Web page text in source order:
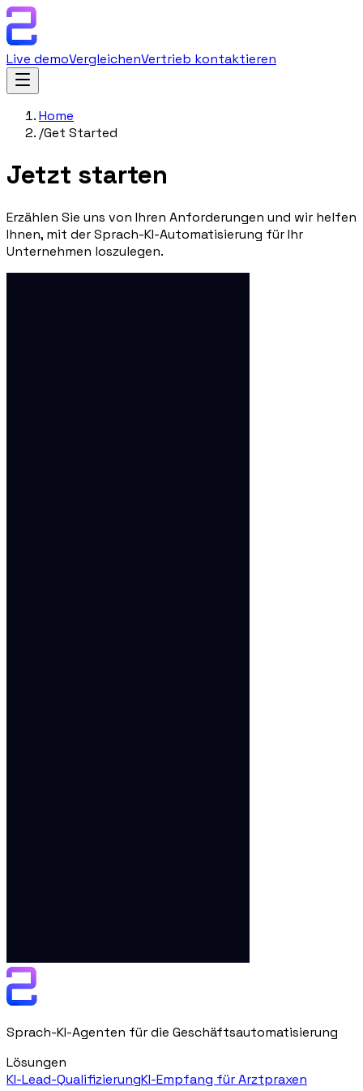
Live demoVergleichenVertrieb kontaktieren
Home
/Get Started
Jetzt starten
Erzählen Sie uns von Ihren Anforderungen und wir helfen
Ihnen, mit der Sprach-KI-Automatisierung für Ihr
Unternehmen loszulegen.
Sprach-KI-Agenten für die Geschäftsautomatisierung
Lösungen
KI-Lead-QualifizierungKI-Empfang für Arztpraxen